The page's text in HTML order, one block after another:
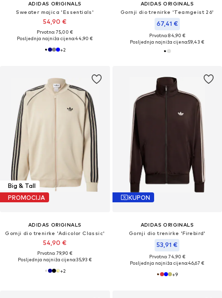
ADIDAS ORIGINALS
Sweater majica 'Essentials'
54,90 €
Prvotno: 75,00 €
Posljednja najniža cijena:44,90 €
+2
ADIDAS ORIGINALS
Gornji dio trenirke 'Teamgeist 26'
67,41 €
Prvotno: 84,90 €
Posljednja najniža cijena:59,43 €
Big & Tall
PROMOCIJA
ADIDAS ORIGINALS
Gornji dio trenirke 'Adicolor Classic'
54,90 €
Prvotno: 79,90 €
Posljednja najniža cijena:35,93 €
+2
KUPON
ADIDAS ORIGINALS
Gornji dio trenirke 'Firebird'
53,91 €
Prvotno: 74,90 €
Posljednja najniža cijena:46,67 €
+9